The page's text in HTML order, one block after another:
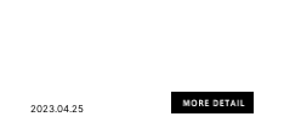
2023.04.25